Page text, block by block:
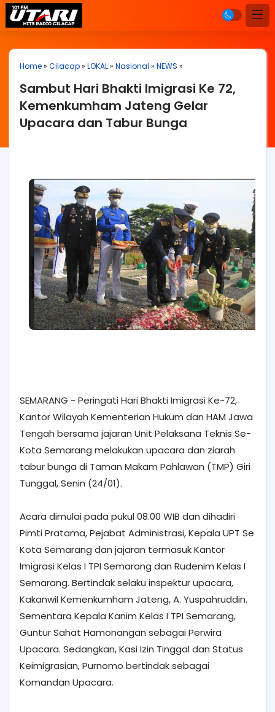
Home» Cilacap» LOKAL» Nasional » NEWS »
Sambut Hari Bhakti Imigrasi Ke 72,
Kemenkumham Jateng Gelar
Upacara dan Tabur Bunga
SEMARANG - Peringati Hari Bhakti Imigrasi Ke-72,
Kantor Wilayah Kementerian Hukum dan HAM Jawa
Tengah bersama jajaran Unit Pelaksana Teknis Se-
Kota Semarang melakukan upacara dan ziarah
tabur bunga di Taman Makam Pahlawan (TMP) Giri
Tunggal, Senin (24/01).
Acara dimulai pada pukul 08.00 WIB dan dihadiri
Pimti Pratama, Pejabat Administrasi, Kepala UPT Se
Kota Semarang dan jajaran termasuk Kantor
Imigrasi Kelas I TPI Semarang dan Rudenim Kelas I
Semarang. Bertindak selaku inspektur upacara,
Kakanwil Kemenkumham Jateng, A. Yuspahruddin.
Sementara Kepala Kanim Kelas I TPI Semarang,
Guntur Sahat Hamonangan sebagai Perwira
Upacara. Sedangkan, Kasi Izin Tinggal dan Status
Keimigrasian, Purnomo bertindak sebagai
Komandan Upacara.